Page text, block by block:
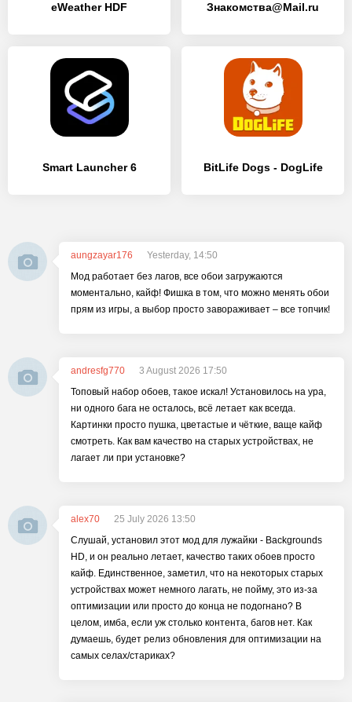
eWeather HDF Знакомства@Mail.ru
Smart Launcher 6 BitLife Dogs - DogLife
aungzayar176
Yesterday, 14:50
Мод работает без лагов, все обои загружаются
моментально, кайф! Фишка в том, что можно менять обои
прям из игры, а выбор просто завораживает – все топчик!
andresfg770
3 August 2026 17:50
Топовый набор обоев, такое искал! Установилось на ура,
ни одного бага не осталось, всё летает как всегда.
Картинки просто пушка, цветастые и чёткие, ваще кайф
смотреть. Как вам качество на старых устройствах, не
лагает ли при установке?
alex70
25 July 2026 13:50
Слушай, установил этот мод для лужайки - Backgrounds
HD, и он реально летает, качество таких обоев просто
кайф. Единственное, заметил, что на некоторых старых
устройствах может немного лагать, не пойму, это из-за
оптимизации или просто до конца не подогнано? В
целом, имба, если уж столько контента, багов нет. Как
думаешь, будет релиз обновления для оптимизации на
самых селах/стариках?